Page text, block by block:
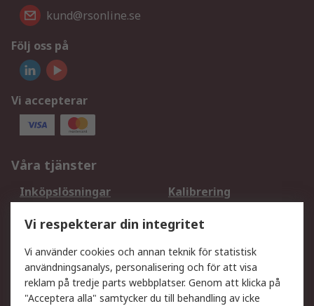
kund@rsonline.se
Följ oss på
Vi accepterar
Våra tjänster
Inköpslösningar
Kalibrering
DesignSpark
Teknisk Support
Ditt lokala säljteam
Exportlösningar
Support
Vi respekterar din integritet
Vi använder cookies och annan teknik för statistisk
användningsanalys, personalisering och för att visa
reklam på tredje parts webbplatser. Genom att klicka på
"Acceptera alla" samtycker du till behandling av icke